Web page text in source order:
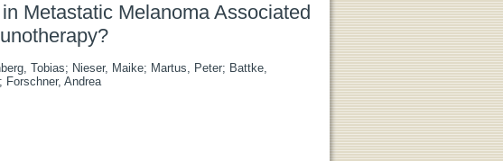
Metastatic Melanoma Associated
Tobias; Nieser, Maike; Martus, Peter; Battke,
; Forschner, Andrea